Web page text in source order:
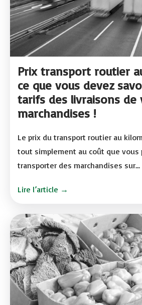
Prix transport routier
ce que vous devez
tarifs des livraisons de
marchandises !
Le prix du transport routier au
tout simplement au coût que vous
transporter des marchandises sur...
Lire l’article →